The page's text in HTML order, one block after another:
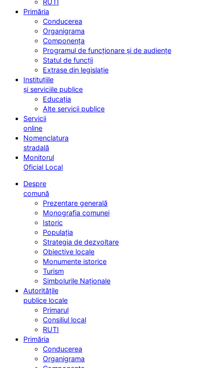
Primăria
Conducerea
Organigrama
Componența
Programul de funcționare și de audiențe
Statul de funcții
Extrase din legislație
Instituțiile
și serviciile publice
Educația
Alte servicii publice
Servicii
online
Nomenclatura
stradală
Monitorul
Oficial Local
Despre
comună
Prezentare generală
Monografia comunei
Istoric
Populația
Strategia de dezvoltare
Obiective locale
Monumente istorice
Turism
Simbolurile Naționale
Autoritățile
publice locale
Primarul
Consiliul local
RUTI
Primăria
Conducerea
Organigrama